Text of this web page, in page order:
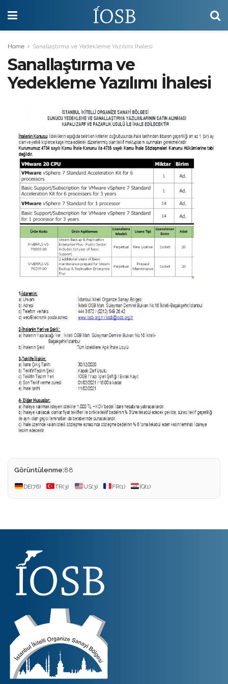
Home Sanallaştırma ve Yedekleme Yazılımı İhalesi
Sanallaştırma ve
Yedekleme Yazılımı İhalesi
Görüntülenme:88
DE(76) TR(3) US(3) FR(1) IQ(1)